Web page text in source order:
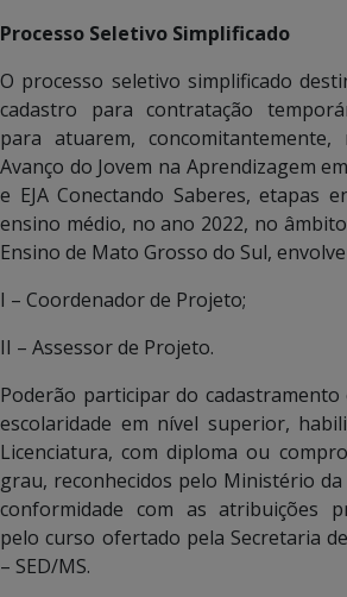
Processo Seletivo Simplificado
O processo seletivo simplificado
cadastro para contratação
para atuarem, concomitantemente,
Avanço do Jovem na Aprendizagem
e EJA Conectando Saberes, etapas
ensino médio, no ano 2022, no
Ensino de Mato Grosso do Sul,
I – Coordenador de Projeto;
II – Assessor de Projeto.
Poderão participar do
escolaridade em nível superior,
Licenciatura, com diploma ou
grau, reconhecidos pelo Ministério da
conformidade com as atribuições
pelo curso ofertado pela Secretaria
– SED/MS.